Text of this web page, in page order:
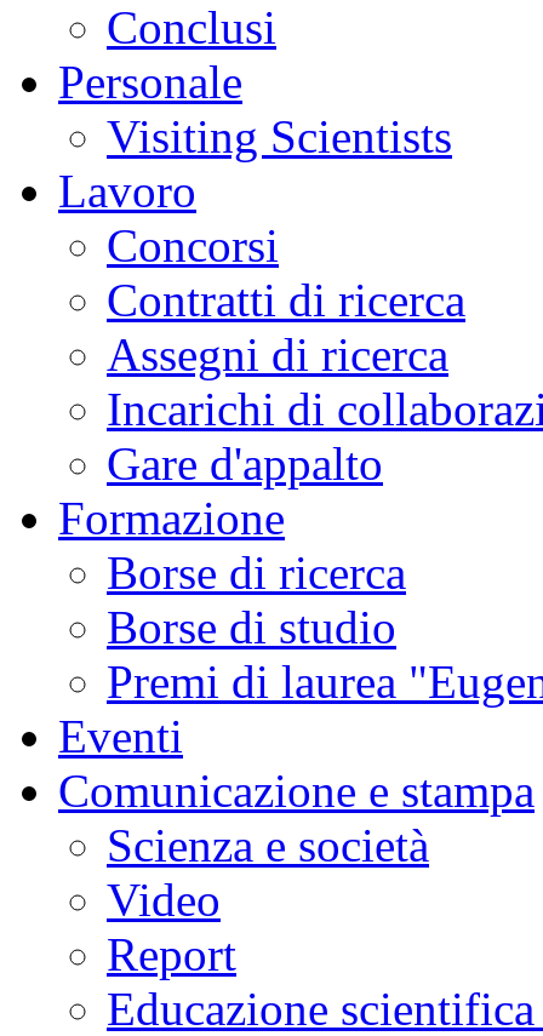
Conclusi
Personale
Visiting Scientists
Lavoro
Concorsi
Contratti di ricerca
Assegni di ricerca
Incarichi di
Gare d'appalto
Formazione
Borse di ricerca
Borse di studio
Premi di laurea
Eventi
Comunicazione e stampa
Scienza e società
Video
Report
Educazione